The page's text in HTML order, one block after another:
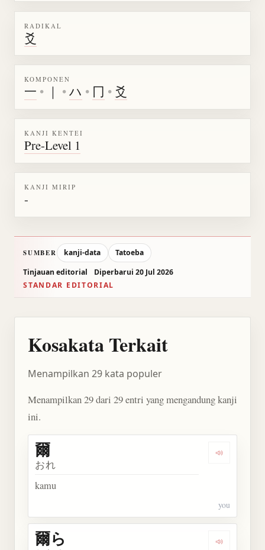
RADIKAL
爻
KOMPONEN
一 • ｜ •ハ • 冂 • 爻
KANJI KENTEI
Pre-Level 1
KANJI MIRIP
-
SUMBER kanji-data
Tatoeba
Tinjauan editorial
Diperbarui 20 Jul 2026
STANDAR EDITORIAL
Kosakata Terkait
Menampilkan 29 kata populer
Menampilkan 29 dari 29 entri yang mengandung kanji
ini.
Dengarkan
爾
おれ
kamu
you
Dengarkan
爾ら